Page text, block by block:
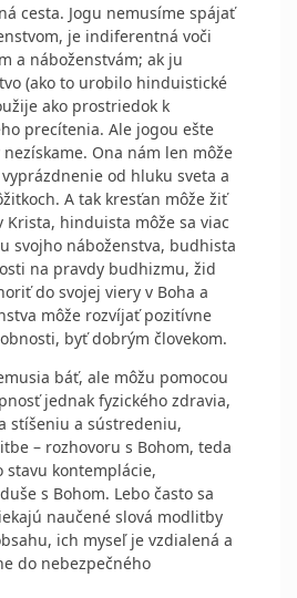
cesta. Jogu nemusíme spájať
je indiferentná voči
a náboženstvám; ak ju
(ako to urobilo hinduistické
ako prostriedok k
precítenia. Ale jogou ešte
Ona nám len môže
od hluku sveta a
A tak kresťan môže žiť
Krista, hinduista môže sa viac
svojho náboženstva, budhista
na pravdy budhizmu, žid
do svojej viery v Boha a
môže rozvíjať pozitívne
byť dobrým človekom.
báť, ale môžu pomocou
jednak fyzického zdravia,
stíšeniu a sústredeniu,
– rozhovoru s Bohom, teda
kontemplácie,
s Bohom. Lebo často sa
naučené slová modlitby
ich myseľ je vzdialená a
do nebezpečného